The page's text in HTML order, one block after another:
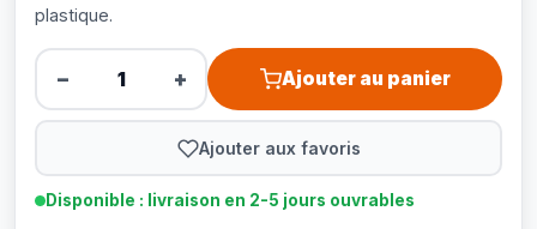
plastique.
− + Ajouter au panier
Ajouter aux favoris
Disponible : livraison en 2-5 jours ouvrables